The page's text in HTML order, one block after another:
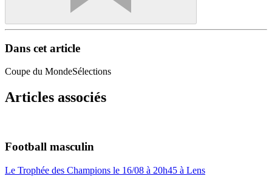
Dans cet article
Coupe du MondeSélections
Articles associés
Football masculin
Le Trophée des Champions le 16/08 à 20h45 à Lens